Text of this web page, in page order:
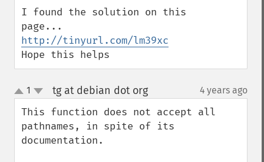
I found the solution on this
http://tinyurl.com/lm39xc
Hope this helps
up
down
1 tg at debian dot org¶ 4 years ago
This function does not accept all
pathnames, in spite of its
documentation.